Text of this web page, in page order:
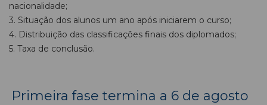
nacionalidade;
3. Situação dos alunos um ano após iniciarem o curso;
4. Distribuição das classificações finais dos diplomados;
5. Taxa de conclusão.
Primeira fase termina a 6 de agosto